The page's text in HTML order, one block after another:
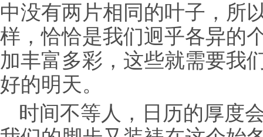
中没有两片相同的叶子，所
样，恰恰是我们迥乎各异的
加丰富多彩，这些就需要我
好的明天。
时间不等人，日历的厚度